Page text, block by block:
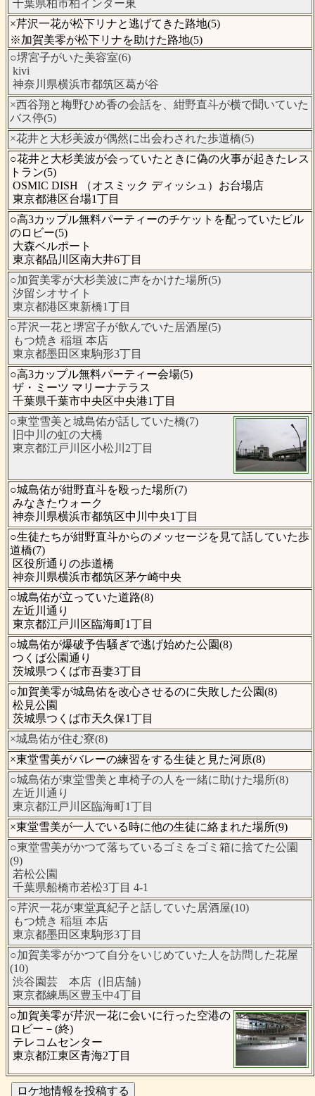
千葉県柏市柏インター東
×芹沢一花が松下リナと逃げてきた路地(5)
※加賀美零が松下リナを助けた路地(5)
○堺宮子がいた美容室(6)
kivi
神奈川県横浜市都筑区葛が谷
×西谷翔と梅野ひめ香の会話を、紺野直斗が横で聞いていた
バス停(5)
×花井と大杉美波が偶然に出会わされた歩道橋(5)
○花井と大杉美波が会っていたときに偽の火事が起きたレス
トラン(5)
OSMIC DISH （オスミック ディッシュ）お台場店
東京都港区台場1丁目
○高3カップル無料パーティーのチケットを配っていたビル
のロビー(5)
大森ベルポート
東京都品川区南大井6丁目
○加賀美零が大杉美波に声をかけた場所(5)
汐留シオサイト
東京都港区東新橋1丁目
○芹沢一花と堺宮子が飲んでいた居酒屋(5)
もつ焼き 稲垣 本店
東京都墨田区東駒形3丁目
○高3カップル無料パーティー会場(5)
ザ・ミーツ マリーナテラス
千葉県千葉市中央区中央港1丁目
○東堂雪美と城島佑が話していた橋(7)
旧中川の虹の大橋
東京都江戸川区小松川2丁目
○城島佑が紺野直斗を殴った場所(7)
みなきたウォーク
神奈川県横浜市都筑区中川中央1丁目
○生徒たちが紺野直斗からのメッセージを見て話していた歩
道橋(7)
区役所通りの歩道橋
神奈川県横浜市都筑区茅ケ崎中央
○城島佑が立っていた道路(8)
左近川通り
東京都江戸川区臨海町1丁目
○城島佑が爆破予告騒ぎで逃げ始めた公園(8)
つくば公園通り
茨城県つくば市吾妻3丁目
○加賀美零が城島佑を改心させるのに失敗した公園(8)
松見公園
茨城県つくば市天久保1丁目
×城島佑が住む寮(8)
×東堂雪美がバレーの練習をする生徒と見た河原(8)
○城島佑が東堂雪美と車椅子の人を一緒に助けた場所(8)
左近川通り
東京都江戸川区臨海町1丁目
×東堂雪美が一人でいる時に他の生徒に絡まれた場所(9)
○東堂雪美がかつて落ちているゴミをゴミ箱に捨てた公園
(9)
若松公園
千葉県船橋市若松3丁目 4-1
○芹沢一花が東堂真紀子と話していた居酒屋(10)
もつ焼き 稲垣 本店
東京都墨田区東駒形3丁目
○加賀美零がかつて自分をいじめていた人を訪問した花屋
(10)
渋谷園芸 本店（旧店舗）
東京都練馬区豊玉中4丁目
○加賀美零が芹沢一花に会いに行った空港の
ロビー－(終)
テレコムセンター
東京都江東区青海2丁目